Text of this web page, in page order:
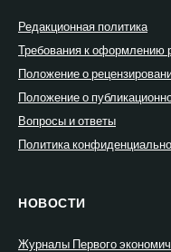
Редакционная политика
Требования к оформлению
Положение о
Положение о
Вопросы и ответы
Политика
НОВОСТИ
Журналы Первого